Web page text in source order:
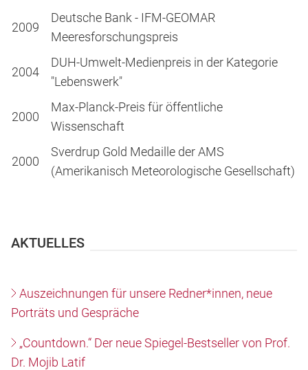
2009
Deutsche Bank - IFM-GEOMAR
Meeresforschungspreis
2004
DUH-Umwelt-Medienpreis in der Kategorie
"Lebenswerk"
2000
Max-Planck-Preis für öffentliche
Wissenschaft
2000
Sverdrup Gold Medaille der AMS
(Amerikanisch Meteorologische Gesellschaft)
AKTUELLES
Auszeichnungen für unsere Redner*innen, neue
Porträts und Gespräche
„Countdown.“ Der neue Spiegel-Bestseller von Prof.
Dr. Mojib Latif